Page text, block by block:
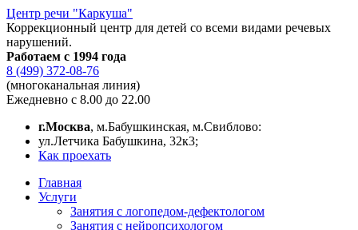
Центр речи "Каркуша"
Коррекционный центр для детей со всеми видами речевых
нарушений.
Работаем с 1994 года
8 (499) 372-08-76
(многоканальная линия)
Ежедневно с 8.00 до 22.00
г.Москва, м.Бабушкинская, м.Свиблово:
ул.Летчика Бабушкина, 32к3;
Как проехать
Главная
Услуги
Занятия с логопедом-дефектологом
Занятия с нейропсихологом